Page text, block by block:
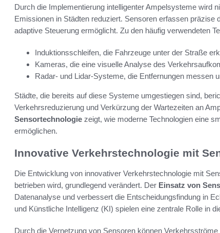
Durch die Implementierung intelligenter Ampelsysteme wird
Emissionen in Städten reduziert. Sensoren erfassen präzise
adaptive Steuerung ermöglicht. Zu den häufig verwendeten
Induktionsschleifen, die Fahrzeuge unter der Straße
Kameras, die eine visuelle Analyse des
Radar- und Lidar-Systeme, die Entfernungen messen
Städte, die bereits auf diese Systeme umgestiegen sind,
Verkehrsreduzierung und Verkürzung der Wartezeiten an
Sensortechnologie zeigt, wie moderne Technologien eine
ermöglichen.
Innovative Verkehrstechnologie mit
Die Entwicklung von innovativer Verkehrstechnologie mit
betrieben wird, grundlegend verändert. Der Einsatz von
Datenanalyse und verbessert die Entscheidungsfindung in
und Künstliche Intelligenz (KI) spielen eine zentrale Rolle in
Durch die Vernetzung von Sensoren können